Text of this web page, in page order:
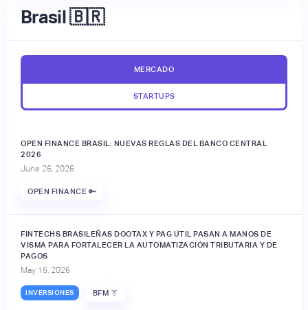
Brasil 🇧🇷
MERCADO
STARTUPS
OPEN FINANCE BRASIL: NUEVAS REGLAS DEL BANCO CENTRAL
2026
June 26, 2026
OPEN FINANCE 🔑
FINTECHS BRASILEÑAS DOOTAX Y PAG ÚTIL PASAN A MANOS DE
VISMA PARA FORTALECER LA AUTOMATIZACIÓN TRIBUTARIA Y DE
PAGOS
May 15, 2026
INVERSIONES BFM 👔